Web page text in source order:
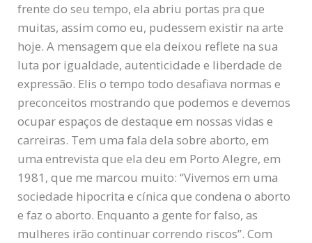
frente do seu tempo, ela abriu portas pra que
muitas, assim como eu, pudessem existir na arte
hoje. A mensagem que ela deixou reflete na sua
luta por igualdade, autenticidade e liberdade de
expressão. Elis o tempo todo desafiava normas e
preconceitos mostrando que podemos e devemos
ocupar espaços de destaque em nossas vidas e
carreiras. Tem uma fala dela sobre aborto, em
uma entrevista que ela deu em Porto Alegre, em
1981, que me marcou muito: “Vivemos em uma
sociedade hipocrita e cínica que condena o aborto
e faz o aborto. Enquanto a gente for falso, as
mulheres irão continuar correndo riscos”. Com